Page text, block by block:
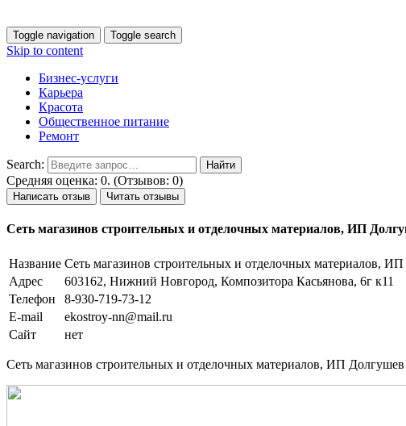
Toggle navigation Toggle search
Skip to content
Бизнес-услуги
Карьера
Красота
Общественное питание
Ремонт
Search:
Средняя оценка: 0. (Отзывов: 0)
Написать отзыв Читать отзывы
Сеть магазинов строительных и отделочных материалов, ИП
Название Сеть магазинов строительных и отделочных материалов,
Адрес
603162, Нижний Новгород, Композитора Касьянова, 6г к11
Телефон
8-930-719-73-12
E-mail
ekostroy-nn@mail.ru
Сайт
нет
Сеть магазинов строительных и отделочных материалов, ИП